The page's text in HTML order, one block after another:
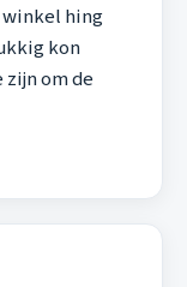
winkel hing
kon
om de